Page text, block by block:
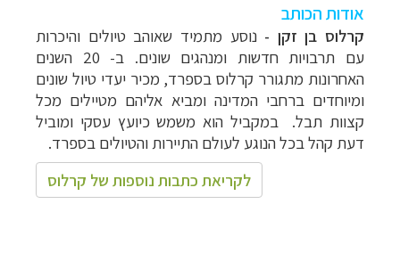
אודות הכותב
קרלוס בן זקן - נוסע מתמיד שאוהב טיולים והיכרות
עם
תרבויות חדשות ומנהגים שונים. ב- 20 השנים
האחרונות מתגורר קרלוס בספרד, מכיר יעדי טיול שונים
ומיוחדים ברחבי המדינה ומביא אליהם מטיילים מכל
קצוות תבל. במקביל הוא משמש כיועץ עסקי ומוביל
דעת קהל בכל הנוגע לעולם התיירות והטיולים בספרד.
לקריאת כתבות נוספות של קרלוס